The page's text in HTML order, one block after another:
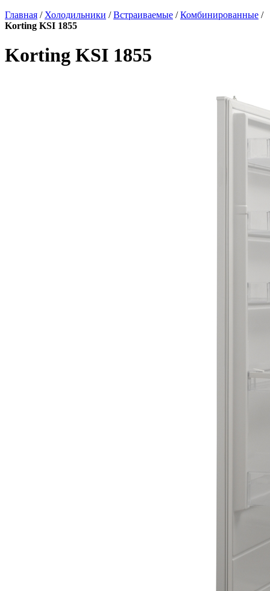
Главная / Холодильники /Встраиваемые /Комбинированные /
Korting KSI 1855
Korting KSI 1855